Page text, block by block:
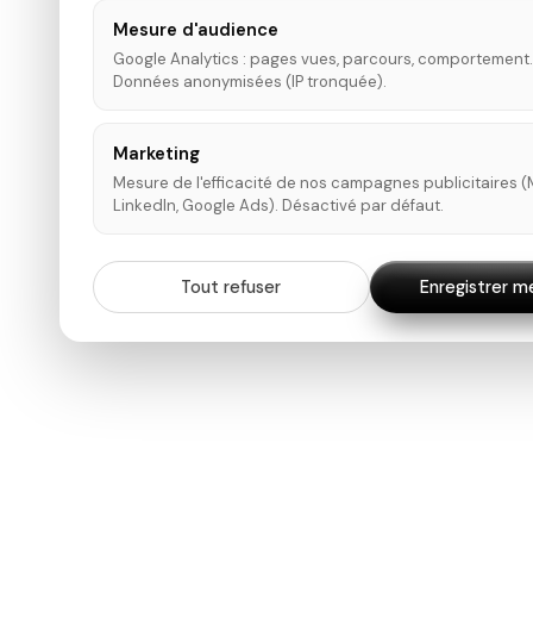
Mesure d'audience
Google Analytics : pages vues, parcours, comportement.
Données anonymisées (IP tronquée).
Marketing
Mesure de l'efficacité de nos campagnes publicitaires
LinkedIn, Google Ads). Désactivé par défaut.
Tout refuser Enregistrer